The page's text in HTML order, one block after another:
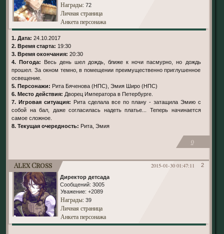
Награды: 72
Личная страница
Анкета персонажа
1. Дата: 24.10.2017
2. Время старта: 19:30
3. Время окончания: 20:30
4. Погода:
Весь день шел дождь, ближе к ночи пасмурно, но дождь
прошел. За окном темно, в помещении преимущественно приглушенное
освещение.
5. Персонажи: Рита Бяченова (НПС), Эмия Широ (НПС)
6. Место действия: Дворец Императора в Петербурге.
7. Игровая ситуация: Рита сделала все по плану - затащила Эмию с
собой на бал, даже согласилась надеть платье... Теперь начинается
самое сложное.
8. Текущая очередность: Рита, Эмия
0
2
2015-01-30 01:47:11
Alex Cross
Директор детсада
Сообщений: 3005
Уважение: +2089
Награды: 39
Личная страница
Анкета персонажа